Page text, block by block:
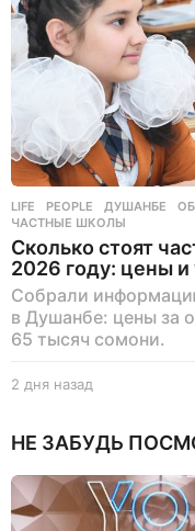
LIFE ,PEOPLE ДУШАНБЕ ,
ЧАСТНЫЕ ШКОЛЫ
Сколько стоят
2026 году: цены и
Собрали
в Душанбе: цены за
65 тысяч сомони.
2 дня назад
я
а
з
НЕ ЗАБУДЬ